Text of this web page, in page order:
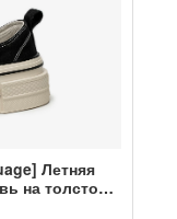
Летняя
на толстой
и кроссовки